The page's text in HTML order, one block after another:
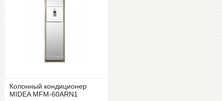
Колонный кондиционер
MIDEA MFM-60ARN1